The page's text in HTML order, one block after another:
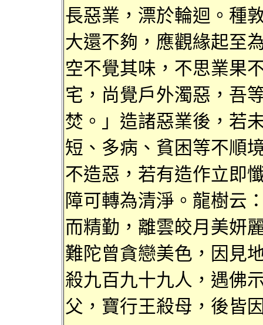
長惡業， 漂於輪迴 。種
大還不夠， 應觀緣起至
空不覺其味，不思業果
宅， 尚覺戶外濁惡 ，吾
焚 。」 造諸惡業後，若
短 、多病、貧困等不順
不造惡 ，若有造作立即
障可轉為清淨。龍樹云
而精勤，離雲皎月美妍
難陀曾貪戀美色，因見
殺九百九十九人， 遇佛
父 ，寶行王殺母，後皆